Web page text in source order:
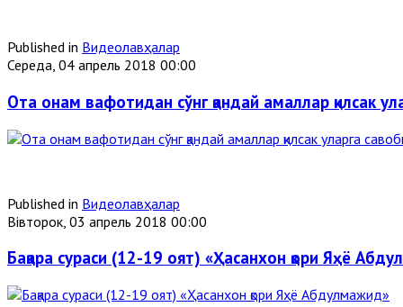
Published in Видеолавҳалар
Середа, 04 апрель 2018 00:00
Ота онам вафотидан сўнг қандай амаллар қилсак
Published in Видеолавҳалар
Вівторок, 03 апрель 2018 00:00
Бақара сураси (12-19 оят) «Ҳасанхон қори Яҳё